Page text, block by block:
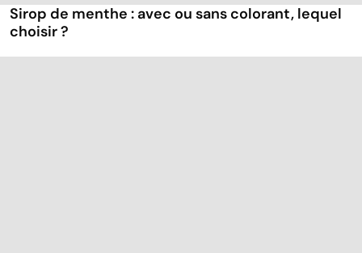
Sirop de menthe : avec ou sans colorant, lequel
choisir ?